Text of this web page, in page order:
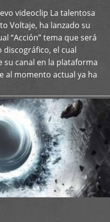
videoclip La talentosa
Voltaje, ha lanzado su
“Acción” tema que será
el cual
su canal en la plataforma
al momento actual ya ha